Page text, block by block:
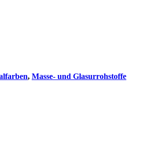
, Masse- und Glasurrohstoffe